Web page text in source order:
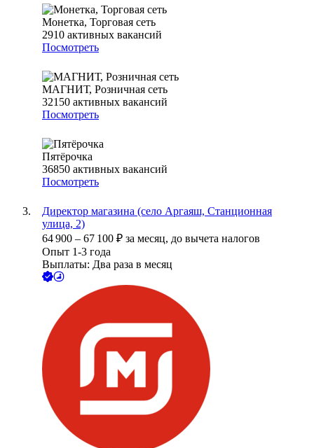
Монетка, Торговая сеть
2910 активных вакансий
Посмотреть
МАГНИТ, Розничная сеть
32150 активных вакансий
Посмотреть
Пятёрочка
36850 активных вакансий
Посмотреть
Директор магазина (село Аргаяш, Станционная
улица, 2)
64 900 – 67 100 ₽ за месяц, до вычета налогов
Опыт 1-3 года
Выплаты: Два раза в месяц